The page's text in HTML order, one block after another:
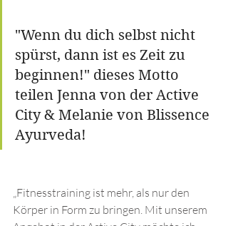
"Wenn du dich selbst nicht
spürst, dann ist es Zeit zu
beginnen!" dieses Motto
teilen Jenna von der Active
City & Melanie von Blissence
Ayurveda!
„Fitnesstraining ist mehr, als nur den
Körper in Form zu bringen. Mit unserem